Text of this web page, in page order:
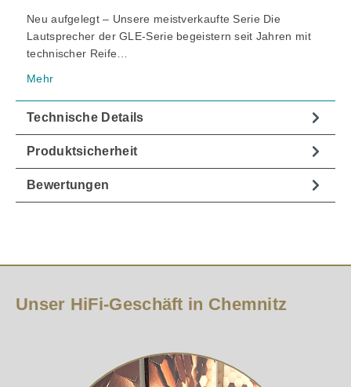
Neu aufgelegt – Unsere meistverkaufte Serie Die
Lautsprecher der GLE-Serie begeistern seit Jahren mit
technischer Reife…
Mehr
Technische Details
Produktsicherheit
Bewertungen
Unser HiFi-Geschäft in Chemnitz